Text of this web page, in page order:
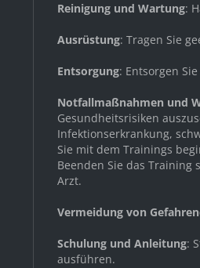
Reinigung und Wartung:
Ausrüstung: Tragen Sie
Entsorgung: Entsorgen
Notfallmaßnahmen und
Gesundheitsrisiken
Infektionserkrankung,
Sie mit dem Trainings
Beenden Sie das
Arzt.
Vermeidung von
Schulung und Anleitung:
ausführen.